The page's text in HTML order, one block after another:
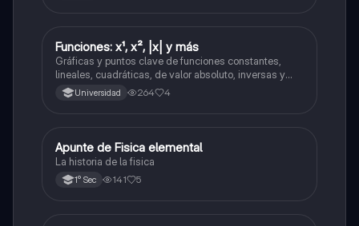
Física
Funciones: x¹, x², |x| y más
Gráficas y puntos clave de funciones constantes,
lineales, cuadráticas, de valor absoluto, inversas y
caso cuadrático no parabólico
Universidad 264 4
Física Apunte de Fisica elemental
La historia de la fisica
1° Sec 141 5